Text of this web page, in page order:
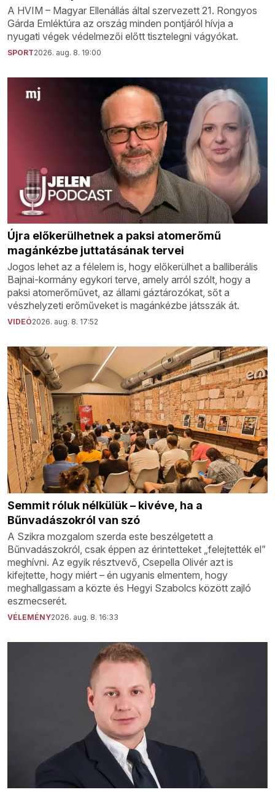
A HVIM – Magyar Ellenállás által szervezett 21. Rongyos
Gárda Emléktúra az ország minden pontjáról hívja a
nyugati végek védelmezői előtt tisztelegni vágyókat.
SPORT2026. aug. 8. 19:00
Újra előkerülhetnek a paksi atomerőmű
magánkézbe juttatásának tervei
Jogos lehet az a félelem is, hogy előkerülhet a balliberális
Bajnai-kormány egykori terve, amely arról szólt, hogy a
paksi atomerőművet, az állami gáztározókat, sőt a
vészhelyzeti erőműveket is magánkézbe játsszák át.
VIDEÓ2026. aug. 8. 17:52
Semmit róluk nélkülük – kivéve, ha a
Bűnvadászokról van szó
A Szikra mozgalom szerda este beszélgetett a
Bűnvadászokról, csak éppen az érintetteket „felejtették el”
meghívni. Az egyik résztvevő, Csepella Olivér azt is
kifejtette, hogy miért – én ugyanis elmentem, hogy
meghallgassam a közte és Hegyi Szabolcs között zajló
eszmecserét.
VÉLEMÉNY2026. aug. 8. 16:33